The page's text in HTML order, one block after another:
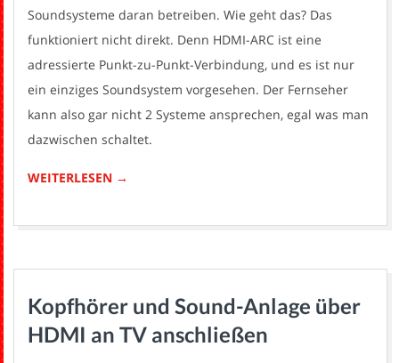
Soundsysteme daran betreiben. Wie geht das? Das
funktioniert nicht direkt. Denn HDMI-ARC ist eine
adressierte Punkt-zu-Punkt-Verbindung, und es ist nur
ein einziges Soundsystem vorgesehen. Der Fernseher
kann also gar nicht 2 Systeme ansprechen, egal was man
dazwischen schaltet.
WEITERLESEN →
Kopfhörer und Sound-Anlage über
HDMI an TV anschließen